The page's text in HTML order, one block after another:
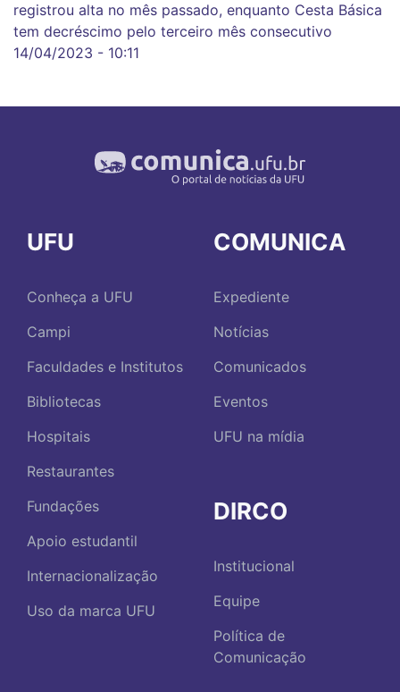
registrou alta no mês passado, enquanto Cesta Básica
tem decréscimo pelo terceiro mês consecutivo
14/04/2023 - 10:11
UFU
Conheça a UFU
Campi
Faculdades e Institutos
Bibliotecas
Hospitais
Restaurantes
Fundações
Apoio estudantil
Internacionalização
Uso da marca UFU
COMUNICA
Expediente
Notícias
Comunicados
Eventos
UFU na mídia
DIRCO
Institucional
Equipe
Política de
Comunicação